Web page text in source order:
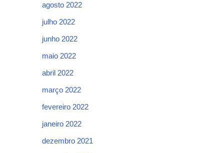
agosto 2022
julho 2022
junho 2022
maio 2022
abril 2022
março 2022
fevereiro 2022
janeiro 2022
dezembro 2021